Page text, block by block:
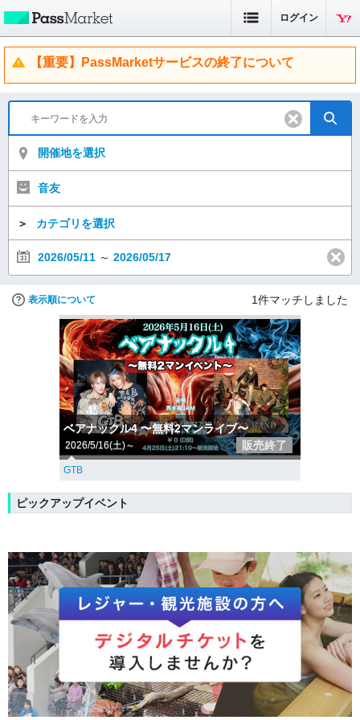
ログイン
【重要】PassMarketサービスの終了について
開催地を選択
音友
＞ カテゴリを選択
2026/05/11 ～ 2026/05/17
表示順について 1件マッチしました
ベアナックル4 〜無料2マンライブ〜
2026/5/16(土)～ 販売終了
GTB
ピックアップイベント